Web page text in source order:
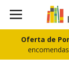
Oferta de